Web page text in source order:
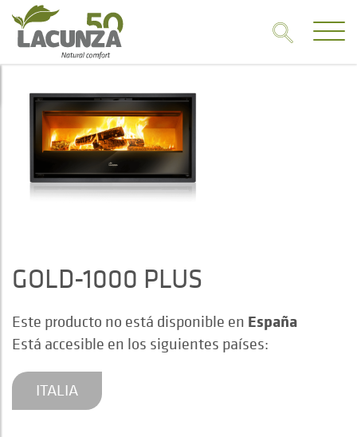
GOLD-1000 PLUS
Este producto no está disponible en España
Está accesible en los siguientes países:
ITALIA